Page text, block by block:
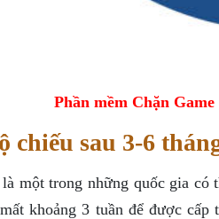
Phần mềm Chặn
chiếu sau 3-6
một trong những quốc gia có
khoảng 3 tuần để được